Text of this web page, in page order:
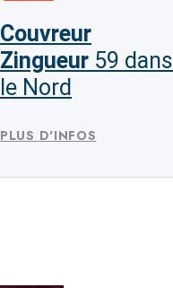
Couvreur
Zingueur 59 dans
le Nord
PLUS D'INFOS